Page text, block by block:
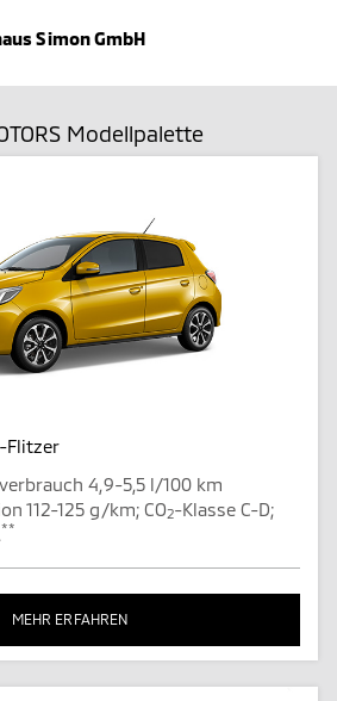
Simon GmbH
Modellpalette
Flitzer
4,9-5,5 l/100 km
112-125 g/km; CO2-Klasse C-D;
**
MEHR ERFAHREN